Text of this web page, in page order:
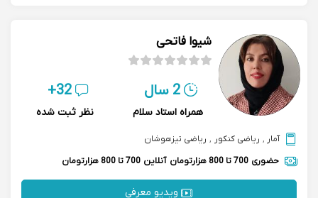
شیوا فاتحی
2 سال
همراه استاد سلام
32+
نظر ثبت شده
آمار , ریاضی کنکور , ریاضی تیزهوشان
حضوری 700 تا 800 هزارتومان آنلاین 700 تا 800 هزارتومان
ویدیو معرفی